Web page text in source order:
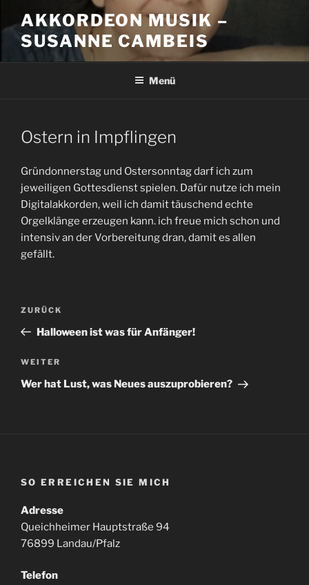
Inhalt
springen
AKKORDEON MUSIK –
SUSANNE CAMBEIS
Menü
Ostern in Impflingen
Gründonnerstag und Ostersonntag darf ich zum
jeweiligen Gottesdienst spielen. Dafür nutze ich mein
Digitalakkorden, weil ich damit täuschend echte
Orgelklänge erzeugen kann. ich freue mich schon und
intensiv an der Vorbereitung dran, damit es allen
gefällt.
Beitragsnavigation
Vorheriger
Beitrag
ZURÜCK
Halloween ist was für Anfänger!
Nächster
Beitrag
WEITER
Wer hat Lust, was Neues auszuprobieren?
SO ERREICHEN SIE MICH
Adresse
Queichheimer Hauptstraße 94
76899 Landau/Pfalz
Telefon